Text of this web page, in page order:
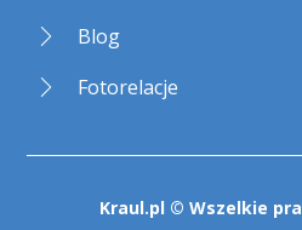
Blog
Fotorelacje
Kraul.pl © Wszelkie